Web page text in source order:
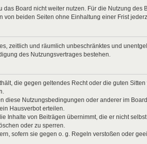
Board nicht weiter nutzen. Für die Nutzung
von beiden Seiten ohne Einhaltung einer Frist
zeitlich und räumlich unbeschränktes und
des Nutzungsvertrages bestehen.
die gegen geltendes Recht oder die guten
diese Nutzungsbedingungen oder anderer im
Hausverbot erteilen.
Inhalte von Beiträgen übernimmt, die er nicht
oder zu sperren.
sofern sie gegen o. g. Regeln verstoßen oder